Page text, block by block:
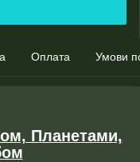
Оплата Умови
Планетами,